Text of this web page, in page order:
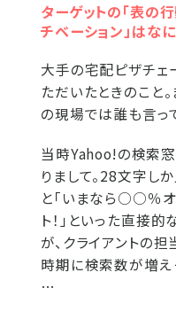
ターゲットの「表の
チベーション」はなに
大手の宅配ピザチェ
ただいたときのこと
の現場では誰も言っ
当時Yahoo!の検索
りまして。28文字し
と「いまなら○○％オ
ト！」といった直接
が、クライアントの
時期に検索数が増え
…